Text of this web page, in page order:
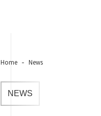
Home News
NEWS